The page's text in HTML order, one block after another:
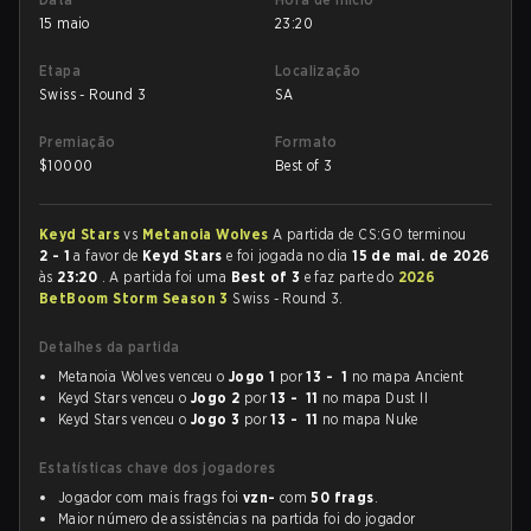
15 maio
23:20
Etapa
Swiss - Round 3
Localização
SA
Premiação
$10000
Formato
Best of 3
Keyd Starsvs Metanoia WolvesA partida de CS:GO terminou
2 - 1 a favor de Keyd Starse foi jogada no dia15 de mai. de 2026
às 23:20 . A partida foi uma Best of 3 e faz parte do 2026
BetBoom Storm Season 3 Swiss - Round 3.
Detalhes da partida
Metanoia Wolves venceu o Jogo 1 por13 - 1 no mapa Ancient
Keyd Stars venceu o Jogo 2 por13 - 11 no mapa Dust II
Keyd Stars venceu o Jogo 3 por13 - 11 no mapa Nuke
Estatísticas chave dos jogadores
Jogador com mais frags foi vzn- com50 frags.
Maior número de assistências na partida foi do jogador